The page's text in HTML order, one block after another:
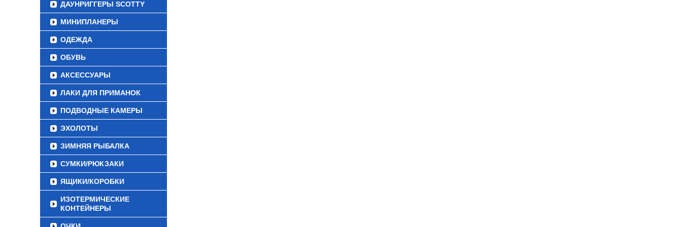
ДАУНРИГГЕРЫ SCOTTY
МИНИПЛАНЕРЫ
ОДЕЖДА
ОБУВЬ
АКСЕССУАРЫ
ЛАКИ ДЛЯ ПРИМАНОК
ПОДВОДНЫЕ КАМЕРЫ
ЭХОЛОТЫ
ЗИМНЯЯ РЫБАЛКА
СУМКИ/РЮКЗАКИ
ЯЩИКИ/КОРОБКИ
ИЗОТЕРМИЧЕСКИЕ
КОНТЕЙНЕРЫ